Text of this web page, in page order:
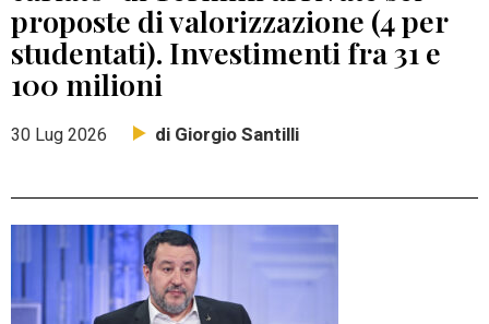
proposte di valorizzazione (4 per
studentati). Investimenti fra 31 e
100 milioni
30 Lug 2026 di Giorgio Santilli